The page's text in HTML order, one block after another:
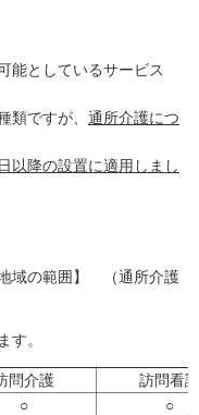
能としているサービス
類ですが、 通所介護につ
以降の設置に適用しまし
地域の範囲】 （通所介護
す。
問介護
訪問看護
○ ○